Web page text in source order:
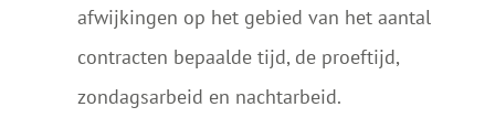
afwijkingen op het gebied van het aantal
contracten bepaalde tijd, de proeftijd,
zondagsarbeid en nachtarbeid.